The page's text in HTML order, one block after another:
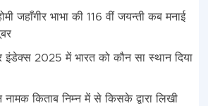
जहाँगीर भाभा की 116 वीं जयन्ती कब मनाई
इंडेक्स 2025 में भारत को कौन सा स्थान दिया
नामक किताब निम्न में से किसके द्वारा लिखी